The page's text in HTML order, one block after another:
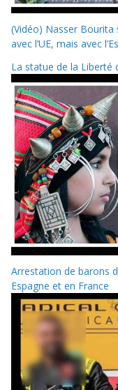
(Vidéo) Nasser Bourita
avec l’UE, mais avec
La statue de la Liberté
Arrestation de barons
Espagne et en France